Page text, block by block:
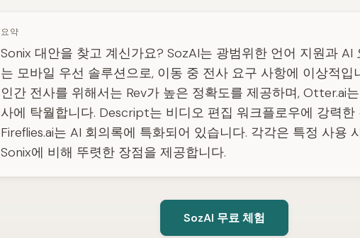
요약
Sonix 대안을 찾고 계신가요? SozAI는 광범위한 언어 지원과 AI
는 모바일 우선 솔루션으로, 이동 중 전사 요구 사항에 이상적입
인간 전사를 위해서는 Rev가 높은 정확도를 제공하며, Otter.ai
사에 탁월합니다. Descript는 비디오 편집 워크플로우에 강력한
Fireflies.ai는 AI 회의록에 특화되어 있습니다. 각각은 특정 사용
Sonix에 비해 뚜렷한 장점을 제공합니다.
SozAI 무료 체험